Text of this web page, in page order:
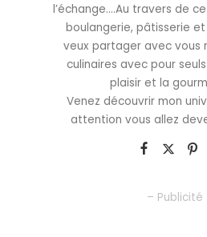
l’échange….Au travers de
boulangerie, pâtisserie
veux partager avec vous
culinaires avec pour
plaisir et la
Venez découvrir mon
attention vous allez
– Publicité